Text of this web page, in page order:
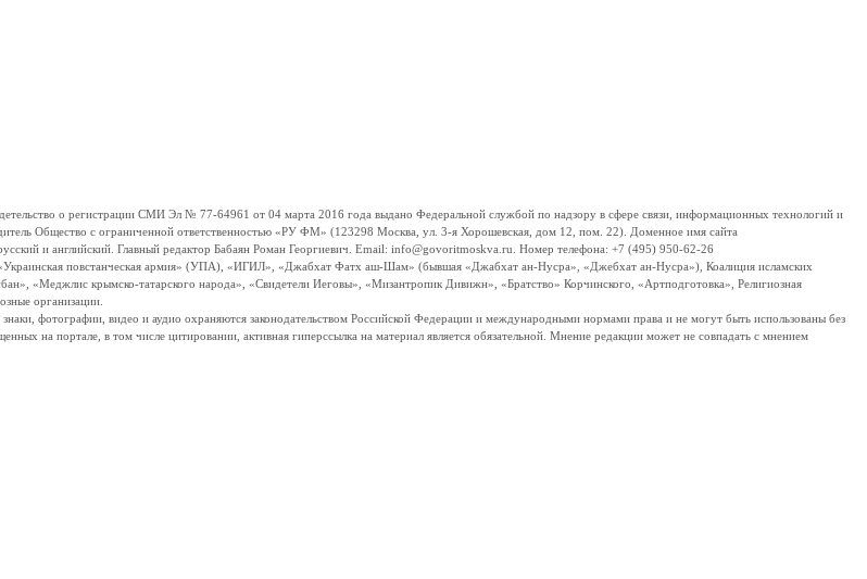
о регистрации СМИ Эл № 77-64961 от 04 марта 2016 года выдано Федеральной службой по надзору в сфере связи, информационных технологий и
Общество с ограниченной ответственностью «РУ ФМ» (123298 Москва, ул. 3-я Хорошевская, дом 12, пом. 22). Доменное имя сайта
и английский. Главный редактор Бабаян Роман Георгиевич. Email: info@govoritmoskva.ru. Номер телефона: +7 (495) 950-62-26
повстанческая армия» (УПА), «ИГИЛ», «Джабхат Фатх аш-Шам» (бывшая «Джабхат ан-Нусра», «Джебхат ан-Нусра»), Коалиция исламских
«Меджлис крымско-татарского народа», «Свидетели Иеговы», «Мизантропик Дивижн», «Братство» Корчинского, «Артподготовка», Религиозная
организации.
фотографии, видео и аудио охраняются законодательством Российской Федерации и международными нормами права и не могут быть использованы без
на портале, в том числе цитировании, активная гиперссылка на материал является обязательной. Мнение редакции может не совпадать с мнением